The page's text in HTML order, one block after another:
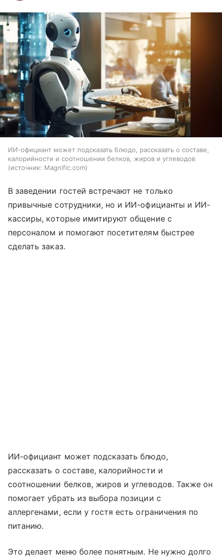
ИИ-официант может подсказать блюдо, рассказать о составе,
калорийности и соотношении белков, жиров и углеводов
источник: Magnific.com
В заведении гостей встречают не только
привычные сотрудники, но и ИИ-официанты и ИИ-
кассиры, которые имитируют общение с
персоналом и помогают посетителям быстрее
сделать заказ.
ИИ-официант может подсказать блюдо,
рассказать о составе, калорийности и
соотношении белков, жиров и углеводов. Также он
помогает убрать из выбора позиции с
аллергенами, если у гостя есть ограничения по
питанию.
Это делает меню более понятным. Не нужно долго